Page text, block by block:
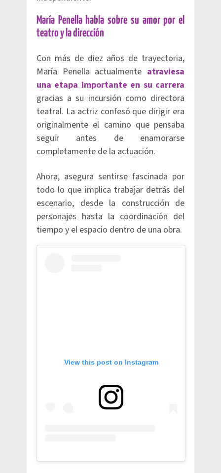
María Penella habla sobre su amor por el
teatro y la dirección
Con más de diez años de trayectoria,
María Penella actualmente atraviesa
una etapa importante en su carrera
gracias a su incursión como directora
teatral. La actriz confesó que dirigir era
originalmente el camino que pensaba
seguir antes de enamorarse
completamente de la actuación.
Ahora, asegura sentirse fascinada por
todo lo que implica trabajar detrás del
escenario, desde la construcción de
personajes hasta la coordinación del
tiempo y el espacio dentro de una obra.
View this post on Instagram